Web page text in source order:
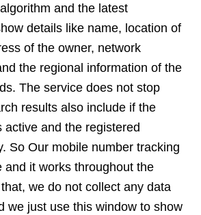
and the latest
details like name, location of
of the owner, network
the regional information of the
The service does not stop
results also include if the
active and the registered
So Our mobile number tracking
and it works throughout the
we do not collect any data
we just use this window to show